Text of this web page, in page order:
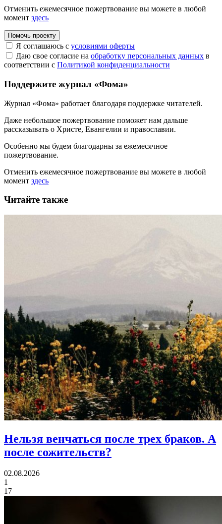
Отменить ежемесячное пожертвование вы можете в любой
момент здесь
Помочь проекту
Я соглашаюсь с условиями оферты
Даю свое согласие на обработку персональных данных в
соответствии с Политикой конфиденциальности
Поддержите журнал «Фома»
Журнал «Фома» работает благодаря поддержке читателей.
Даже небольшое пожертвование поможет нам дальше
рассказывать о Христе, Евангелии и православии.
Особенно мы будем благодарны за ежемесячное
пожертвование.
Отменить ежемесячное пожертвование вы можете в любой
момент здесь
Читайте также
Нельзя венчаться после трех браков. А
после сожительств?
02.08.2026
1
17